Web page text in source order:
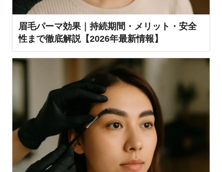
眉毛パーマ効果｜持続期間・メリット・安全
性まで徹底解説【2026年最新情報】